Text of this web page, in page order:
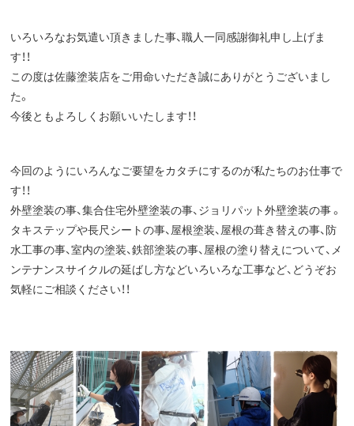
いろいろなお気遣い頂きました事、職人一同感謝御礼申し上げま
す！！
この度は佐藤塗装店をご用命いただき誠にありがとうございまし
た。
今後ともよろしくお願いいたします！！
今回のようにいろんなご要望をカタチにするのが私たちのお仕事で
す！！
外壁塗装の事、集合住宅外壁塗装の事、ジョリパット外壁塗装の事 。
タキステップや長尺シートの事、屋根塗装、屋根の葺き替えの事、防
水工事の事、室内の塗装、鉄部塗装の事、屋根の塗り替えについて、メ
ンテナンスサイクルの延ばし方などいろいろな工事など、どうぞお
気軽にご相談ください！！